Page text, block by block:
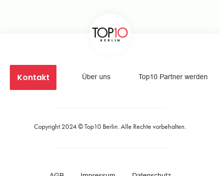
Kontakt Über uns Top10 Partner werden
Copyright 2024 ©Top10 Berlin. Alle Rechte vorbehalten.